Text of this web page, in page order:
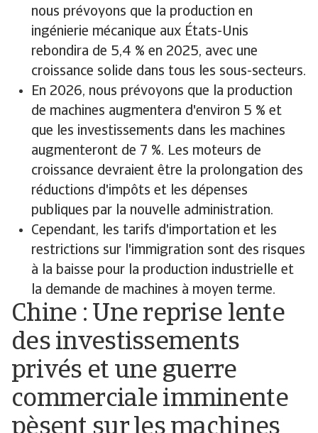
nous prévoyons que la production en
ingénierie mécanique aux États-Unis
rebondira de 5,4 % en 2025, avec une
croissance solide dans tous les sous-secteurs.
En 2026, nous prévoyons que la production
de machines augmentera d'environ 5 % et
que les investissements dans les machines
augmenteront de 7 %. Les moteurs de
croissance devraient être la prolongation des
réductions d'impôts et les dépenses
publiques par la nouvelle administration.
Cependant, les tarifs d'importation et les
restrictions sur l'immigration sont des risques
à la baisse pour la production industrielle et
la demande de machines à moyen terme.
Chine : Une reprise lente
des investissements
privés et une guerre
commerciale imminente